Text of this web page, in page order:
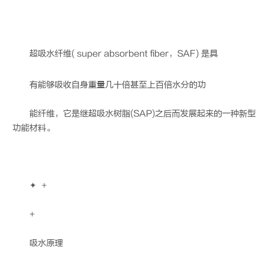
超吸水纤维( super absorbent fiber，SAF) 是具
有能够吸收自身重量几十倍甚至上百倍水分的功
能纤维，它是继超吸水树脂(SAP)之后而发展起来的一种新型
功能材料。
✦ +
+
吸水原理